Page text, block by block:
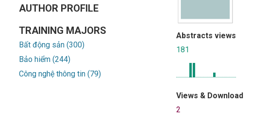
AUTHOR PROFILE
TRAINING MAJORS
Bất động sản (300)
Bảo hiểm (244)
Công nghệ thông tin (79)
Abstracts views
181
Views & Download
2